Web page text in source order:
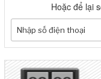
Hoặc để lại